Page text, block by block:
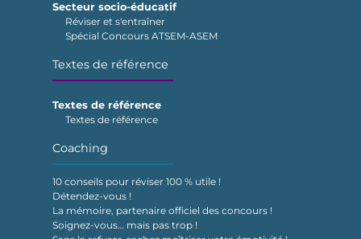
Secteur socio-éducatif
Réviser et s'entraîner
Spécial Concours ATSEM-ASEM
Textes de référence
Textes de référence
Textes de référence
Coaching
10 conseils pour réviser 100 % utile !
Détendez-vous !
La mémoire, partenaire officiel des concours !
Soignez-vous… mais pas trop !